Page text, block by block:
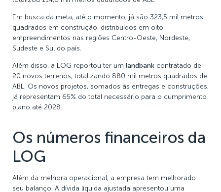
Em busca da meta, até o momento, já são 323,5 mil metros
quadrados em construção, distribuídos em oito
empreendimentos nas regiões Centro-Oeste, Nordeste,
Sudeste e Sul do país.
Além disso, a LOG reportou ter um landbank contratado de
20 novos terrenos, totalizando 880 mil metros quadrados de
ABL. Os novos projetos, somados às entregas e construções,
já representam 65% do total necessário para o cumprimento
plano até 2028.
Os números financeiros da
LOG
Além da melhora operacional, a empresa tem melhorado
seu balanço. A dívida líquida ajustada apresentou uma